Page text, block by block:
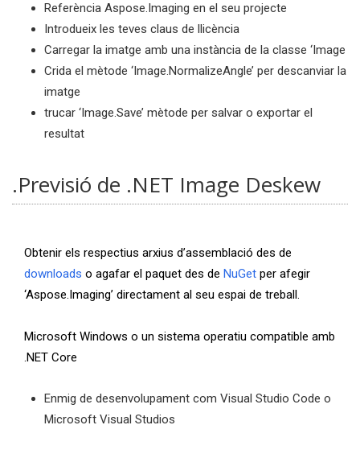
Referència Aspose.Imaging en el seu projecte
Introdueix les teves claus de llicència
Carregar la imatge amb una instància de la classe ‘Image
Crida el mètode ‘Image.NormalizeAngle’ per descanviar la
imatge
trucar ‘Image.Save’ mètode per salvar o exportar el
resultat
.Previsió de .NET Image Deskew
Obtenir els respectius arxius d’assemblació des de
downloads o agafar el paquet des de NuGet per afegir
‘Aspose.Imaging’ directament al seu espai de treball.
Microsoft Windows o un sistema operatiu compatible amb
.NET Core
Enmig de desenvolupament com Visual Studio Code o
Microsoft Visual Studios